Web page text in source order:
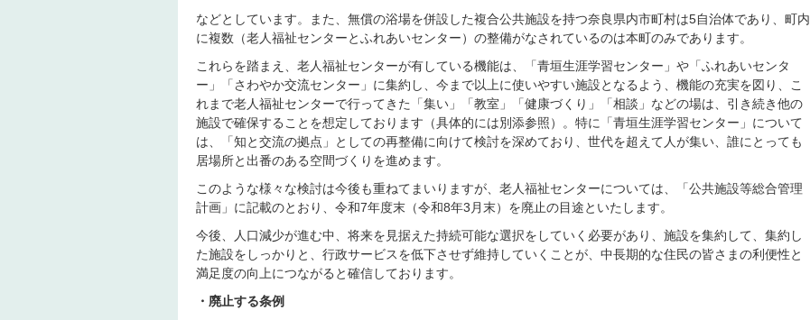
などとしています。また、無償の浴場を併設した複合公共施設を持つ奈良県内市町村は5自治体であり、町内
に複数（老人福祉センターとふれあいセンター）の整備がなされているのは本町のみであります。
これらを踏まえ、老人福祉センターが有している機能は、「青垣生涯学習センター」や「ふれあいセンタ
ー」「さわやか交流センター」に集約し、今まで以上に使いやすい施設となるよう、機能の充実を図り、こ
れまで老人福祉センターで行ってきた「集い」「教室」「健康づくり」「相談」などの場は、引き続き他の
施設で確保することを想定しております（具体的には別添参照）。特に「青垣生涯学習センター」について
は、「知と交流の拠点」としての再整備に向けて検討を深めており、世代を超えて人が集い、誰にとっても
居場所と出番のある空間づくりを進めます。
このような様々な検討は今後も重ねてまいりますが、老人福祉センターについては、「公共施設等総合管理
計画」に記載のとおり、令和7年度末（令和8年3月末）を廃止の目途といたします。
今後、人口減少が進む中、将来を見据えた持続可能な選択をしていく必要があり、施設を集約して、集約し
た施設をしっかりと、行政サービスを低下させず維持していくことが、中長期的な住民の皆さまの利便性と
満足度の向上につながると確信しております。
・廃止する条例